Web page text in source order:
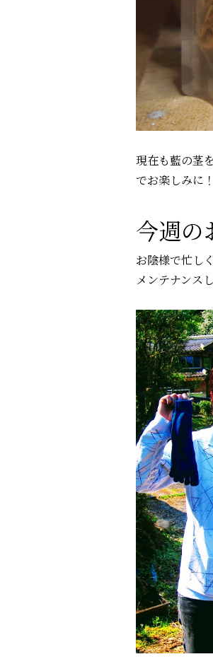
現在も藍の茎
でお楽しみに！
今週の
お陰様で忙し
メンテナンス